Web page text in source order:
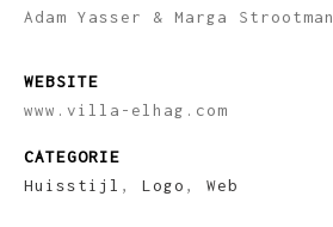
Adam Yasser & Marga Strootman
WEBSITE
www.villa-elhag.com
CATEGORIE
Huisstijl , Logo , Web